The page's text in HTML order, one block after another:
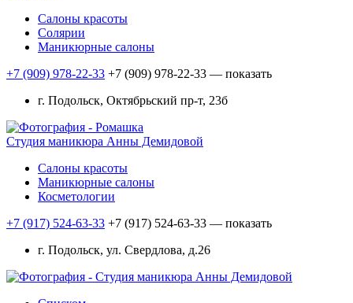
Салоны красоты
Солярии
Маникюрные салоны
+7 (909) 978-22-33 +7 (909) 978-22-33 — показать
г. Подольск, Октябрьский пр-т, 23б
Студия маникюра Анны Демидовой
Салоны красоты
Маникюрные салоны
Косметологии
+7 (917) 524-63-33 +7 (917) 524-63-33 — показать
г. Подольск, ул. Свердлова, д.26